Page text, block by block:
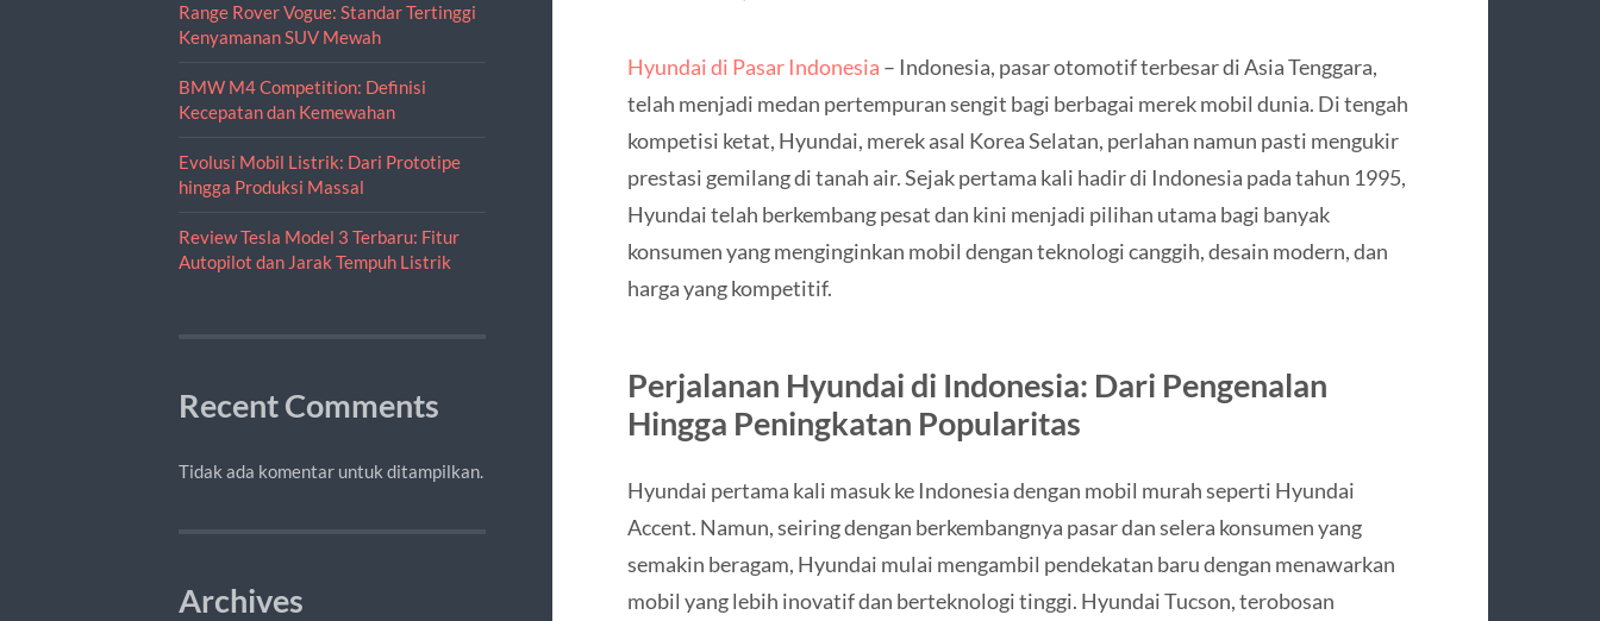
Range Rover Vogue: Standar Tertinggi
Kenyamanan SUV Mewah
BMW M4 Competition: Definisi
Kecepatan dan Kemewahan
Evolusi Mobil Listrik: Dari Prototipe
hingga Produksi Massal
Review Tesla Model 3 Terbaru: Fitur
Autopilot dan Jarak Tempuh Listrik
Recent Comments
Tidak ada komentar untuk ditampilkan.
Archives
Hyundai di Pasar Indonesia – Indonesia, pasar otomotif terbesar di Asia Tenggara,
telah menjadi medan pertempuran sengit bagi berbagai merek mobil dunia. Di tengah
kompetisi ketat, Hyundai, merek asal Korea Selatan, perlahan namun pasti mengukir
prestasi gemilang di tanah air. Sejak pertama kali hadir di Indonesia pada tahun 1995,
Hyundai telah berkembang pesat dan kini menjadi pilihan utama bagi banyak
konsumen yang menginginkan mobil dengan teknologi canggih, desain modern, dan
harga yang kompetitif.
Perjalanan Hyundai di Indonesia: Dari Pengenalan
Hingga Peningkatan Popularitas
Hyundai pertama kali masuk ke Indonesia dengan mobil murah seperti Hyundai
Accent. Namun, seiring dengan berkembangnya pasar dan selera konsumen yang
semakin beragam, Hyundai mulai mengambil pendekatan baru dengan menawarkan
mobil yang lebih inovatif dan berteknologi tinggi. Hyundai Tucson, terobosan